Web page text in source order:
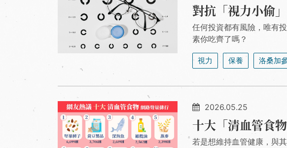
對抗「視力小偷
任何投資都有風險，唯有
素你吃齊了嗎？
視力 保養 洛桑加
2026.05.25
十大「清血管食
若是想維持血管健康，與